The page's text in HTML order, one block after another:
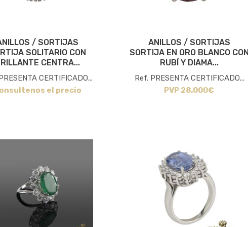
/ SORTIJAS
SOLITARIO CON
CENTRA...
CERTIFICADO...
el precio
ANILLOS / SORTIJAS
SORTIJA EN ORO BLANCO CON
RUBÍ Y DIAMA...
Ref. PRESENTA CERTIFICADO...
PVP 28.000€